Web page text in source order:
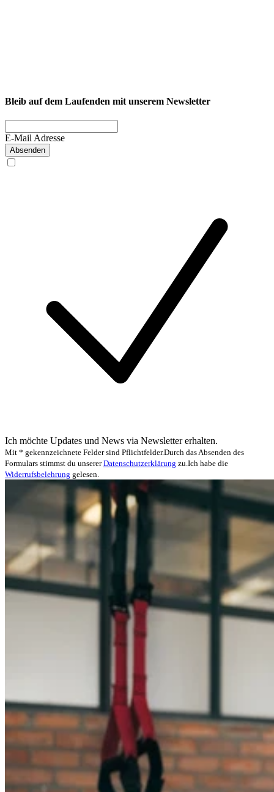
Bleib auf dem Laufenden mit unserem Newsletter
E-Mail Adresse
Absenden
Ich möchte Updates und News via Newsletter erhalten.
Mit * gekennzeichnete Felder sind Pflichtfelder.Durch das Absenden des
Formulars stimmst du unserer Datenschutzerklärung zu. Ich habe die
Widerrufsbelehrung gelesen.